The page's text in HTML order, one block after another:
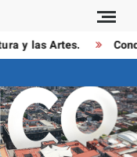
y las Artes.